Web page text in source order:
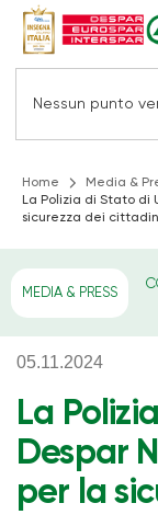
Home
Media &
La Polizia di Stato di
sicurezza dei
MEDIA & PRESS
05.11.2024
La
Despar
per la